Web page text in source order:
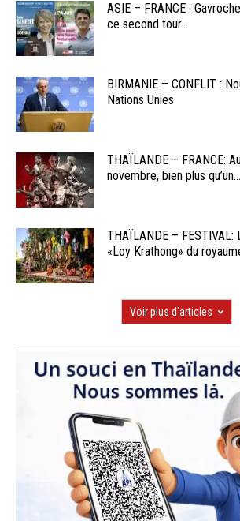
ASIE – FRANCE :
ce second tour...
BIRMANIE – CONFLIT :
Nations Unies
THAÏLANDE – FRANCE:
novembre, bien plus qu’un...
THAÏLANDE – FESTIVAL:
«Loy Krathong» du
Voir plus d'articles